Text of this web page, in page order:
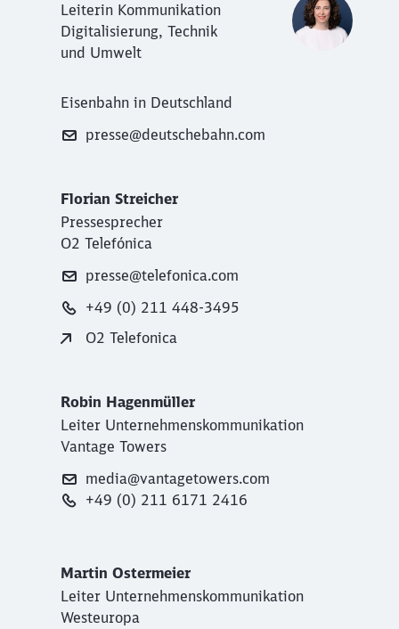
Leiterin Kommunikation
Digitalisierung, Technik
und Umwelt
Eisenbahn in Deutschland
presse@deutschebahn.com
Florian Streicher
Pressesprecher
O2 Telefónica
presse@telefonica.com
+49 (0) 211 448-3495
O2 Telefonica
Robin Hagenmüller
Leiter Unternehmenskommunikation
Vantage Towers
media@vantagetowers.com
+49 (0) 211 6171 2416
Martin Ostermeier
Leiter Unternehmenskommunikation
Westeuropa